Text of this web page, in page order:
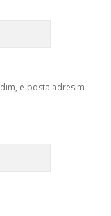
e-posta adresim